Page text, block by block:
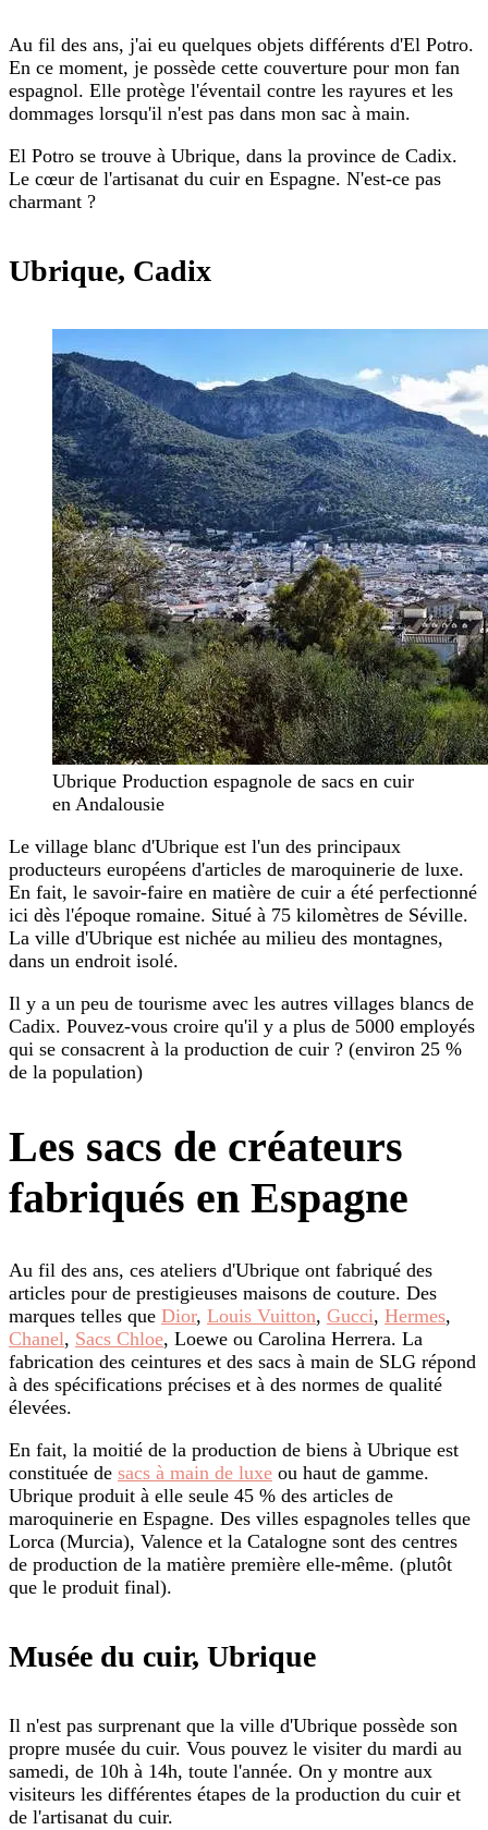
Au fil des ans, j'ai eu quelques objets différents d'El Potro.
En ce moment, je possède cette couverture pour mon fan
espagnol. Elle protège l'éventail contre les rayures et les
dommages lorsqu'il n'est pas dans mon sac à main.
El Potro se trouve à Ubrique, dans la province de Cadix.
Le cœur de l'artisanat du cuir en Espagne. N'est-ce pas
charmant ?
Ubrique, Cadix
Ubrique Production espagnole de sacs en cuir
en Andalousie
Le village blanc d'Ubrique est l'un des principaux
producteurs européens d'articles de maroquinerie de luxe.
En fait, le savoir-faire en matière de cuir a été perfectionné
ici dès l'époque romaine. Situé à 75 kilomètres de Séville.
La ville d'Ubrique est nichée au milieu des montagnes,
dans un endroit isolé.
Il y a un peu de tourisme avec les autres villages blancs de
Cadix. Pouvez-vous croire qu'il y a plus de 5000 employés
qui se consacrent à la production de cuir ? (environ 25 %
de la population)
Les sacs de créateurs
fabriqués en Espagne
Au fil des ans, ces ateliers d'Ubrique ont fabriqué des
articles pour de prestigieuses maisons de couture. Des
marques telles que Dior, Louis Vuitton, Gucci, Hermes,
Chanel, Sacs Chloe, Loewe ou Carolina Herrera. La
fabrication des ceintures et des sacs à main de SLG répond
à des spécifications précises et à des normes de qualité
élevées.
En fait, la moitié de la production de biens à Ubrique est
constituée de sacs à main de luxe ou haut de gamme.
Ubrique produit à elle seule 45 % des articles de
maroquinerie en Espagne. Des villes espagnoles telles que
Lorca (Murcia), Valence et la Catalogne sont des centres
de production de la matière première elle-même. (plutôt
que le produit final).
Musée du cuir, Ubrique
Il n'est pas surprenant que la ville d'Ubrique possède son
propre musée du cuir. Vous pouvez le visiter du mardi au
samedi, de 10h à 14h, toute l'année. On y montre aux
visiteurs les différentes étapes de la production du cuir et
de l'artisanat du cuir.